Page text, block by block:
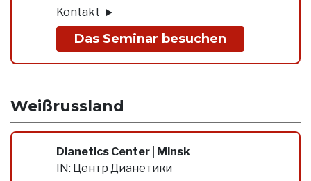
Kontakt
Das Seminar besuchen
Weißrussland
Dianetics Center | Minsk
IN: Центр Дианетики